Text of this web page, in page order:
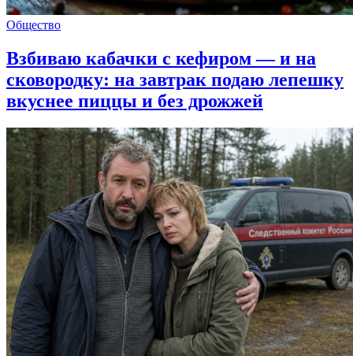
Общество
Взбиваю кабачки с кефиром — и на
сковородку: на завтрак подаю лепешку
вкуснее пиццы и без дрожжей